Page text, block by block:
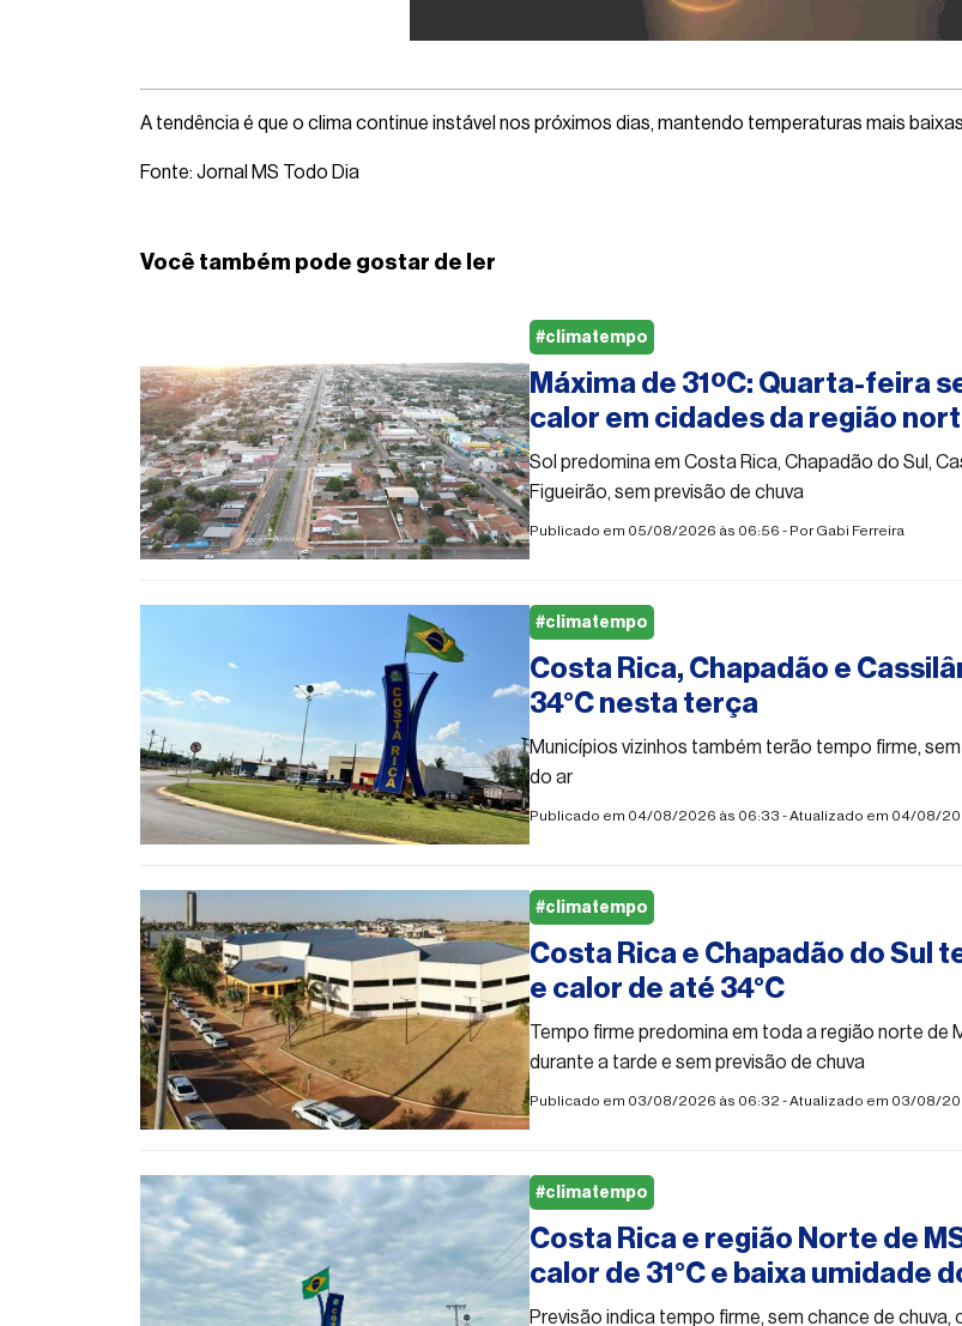
A tendência é que o clima continue instável nos próximos dias, mantendo temperaturas mais
Fonte: Jornal MS Todo Dia
Você também pode gostar de ler
Máxima de 31ºC: Quarta-feira
calor em cidades da região
Sol predomina em Costa Rica, Chapadão do Sul,
Figueirão, sem previsão de chuva
Publicado em 05/08/2026 às 06:56 - PorGabi Ferreira
#climatempo
Costa Rica, Chapadão e
34°C nesta terça
Municípios vizinhos também terão tempo firme,
do ar
Publicado em 04/08/2026 às 06:33 - Atualizado em 04/08/
#climatempo
Costa Rica e Chapadão do Sul
e calor de até 34°C
Tempo firme predomina em toda a região norte de
durante a tarde e sem previsão de chuva
Publicado em 03/08/2026 às 06:32 - Atualizado em 03/08/
#climatempo
Costa Rica e região Norte de
calor de 31°C e baixa umidade
Previsão indica tempo firme, sem chance de
#climatempo